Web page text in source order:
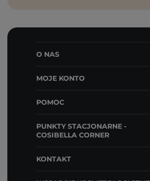
O NAS
MOJE KONTO
POMOC
PUNKTY STACJONARNE -
COSIBELLA CORNER
KONTAKT